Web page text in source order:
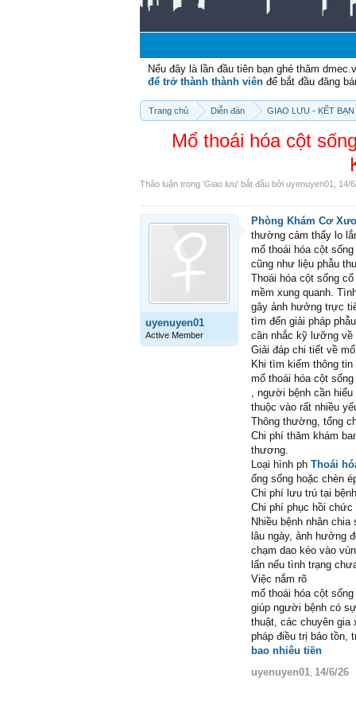
Nếu đây là lần đầu tiên bạn ghé thăm
để trở thành thành viên để bắt đầu đăng
Trang chủ Diễn đàn GIAO LƯU - KẾT
Mổ thoái hóa cột
Thảo luận trong 'Giao lưu' bắt đầu bởi uyenuyen01 14/
uyenuyen01
Active Member
Phòng Khám Cơ
thường cảm thấy lo
mổ thoái hóa cột
cũng như liệu phẫu
Thoái hóa cột sống
mềm xung quanh.
gây ảnh hưởng trực
tìm đến giải pháp
cân nhắc kỹ lưỡng về
Giải đáp chi tiết về
Khi tìm kiếm thông tin
mổ thoái hóa cột
, người bệnh cần
thuộc vào rất nhiều
Thông thường, tổng
Chi phí thăm khám
thương.
Loại hình ph Thoái
ống sống hoặc chèn
Chi phí lưu trú tại
Chi phí phục hồi chức
Nhiều bệnh nhân
lâu ngày, ảnh hưởng
chạm dao kéo vào
lấn nếu tình trạng
Việc nắm rõ
mổ thoái hóa cột
giúp người bệnh có
thuật, các chuyên
pháp điều trị bảo tồn,
bao nhiêu tiền
uyenuyen01 14/6/26